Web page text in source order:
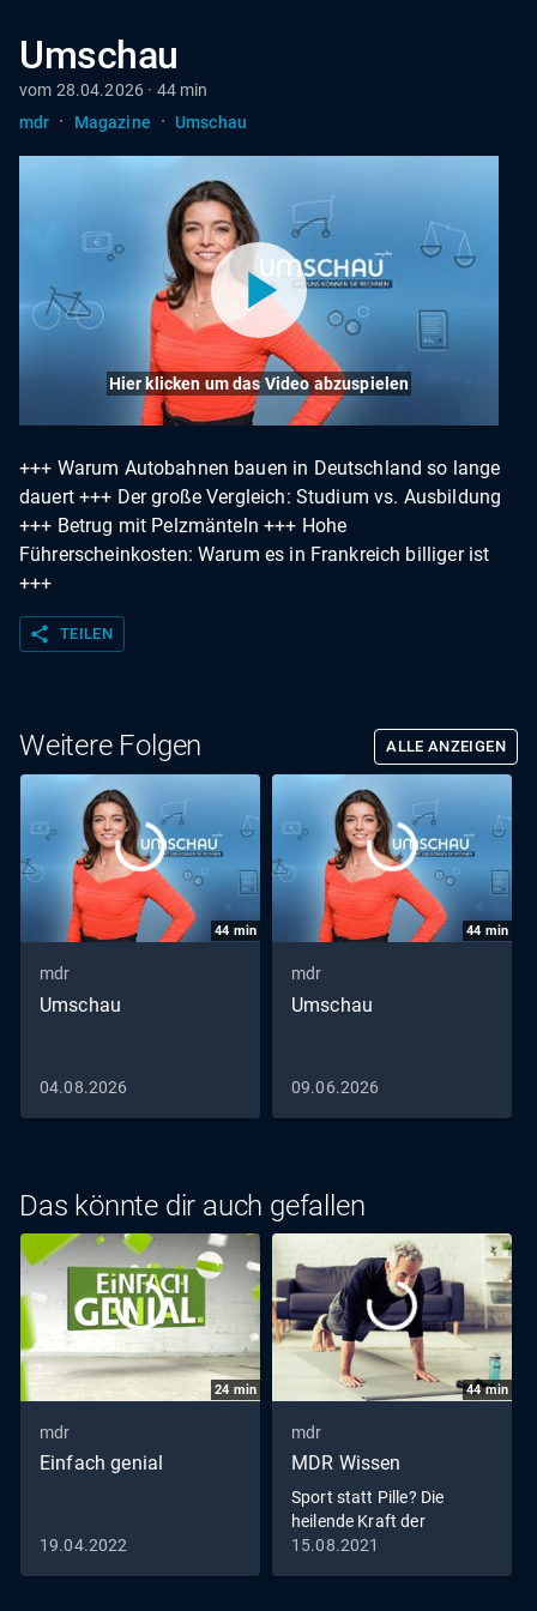
Umschau
vom 28.04.2026 · 44 min
mdr · Magazine · Umschau
Hier klicken um das Video abzuspielen
+++ Warum Autobahnen bauen in Deutschland so lange
dauert +++ Der große Vergleich: Studium vs. Ausbildung
+++ Betrug mit Pelzmänteln +++ Hohe
Führerscheinkosten: Warum es in Frankreich billiger ist
+++
share TEILEN
Weitere Folgen ALLE ANZEIGEN
44 min
mdr
Umschau
04.08.2026
44 min
mdr
Umschau
09.06.2026
Das könnte dir auch gefallen
24 min
mdr
Einfach genial
19.04.2022
44min
mdr
MDR Wissen
Sport statt Pille? Die
heilende Kraft der
Bewegung
15.08.2021